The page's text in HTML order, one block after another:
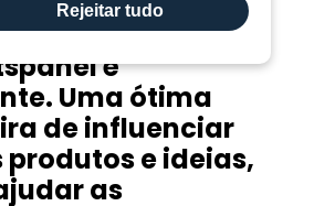
é
Uma ótima
de influenciar
produtos e ideias,
as
Rejeitar tudo